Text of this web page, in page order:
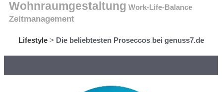
Wohnraumgestaltung Work-Life-Balance
Zeitmanagement
Lifestyle> Die beliebtesten Proseccos bei genuss7.de